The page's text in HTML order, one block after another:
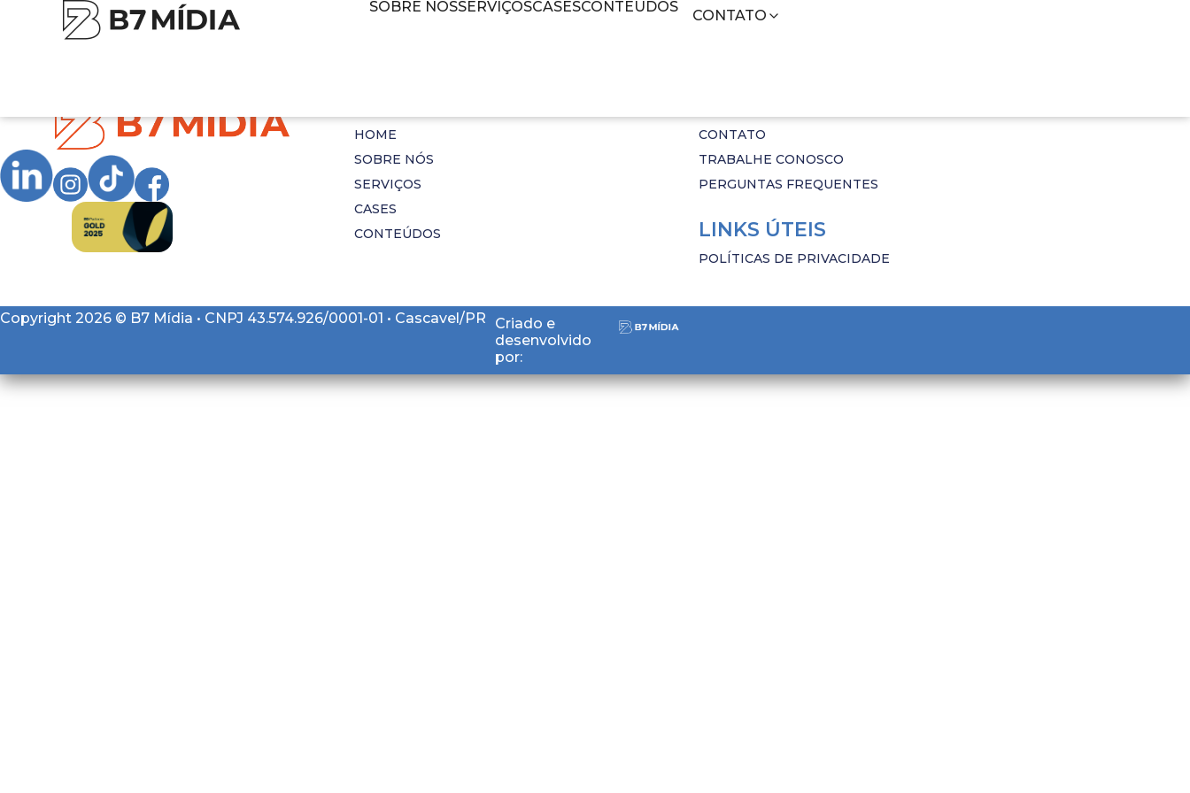
SOBRE NÓSSERVIÇOSCASESCONTEÚDOS
CONTATO
Tag:socialmedia
HOME
SOBRE NÓS
SERVIÇOS
CASES
CONTEÚDOS
CONTATO
TRABALHE CONOSCO
PERGUNTAS FREQUENTES
LINKS ÚTEIS
POLÍTICAS DE PRIVACIDADE
Copyright 2026 © B7 Mídia • CNPJ 43.574.926/0001-01 • Cascavel/PR
Criado e
desenvolvido
por: